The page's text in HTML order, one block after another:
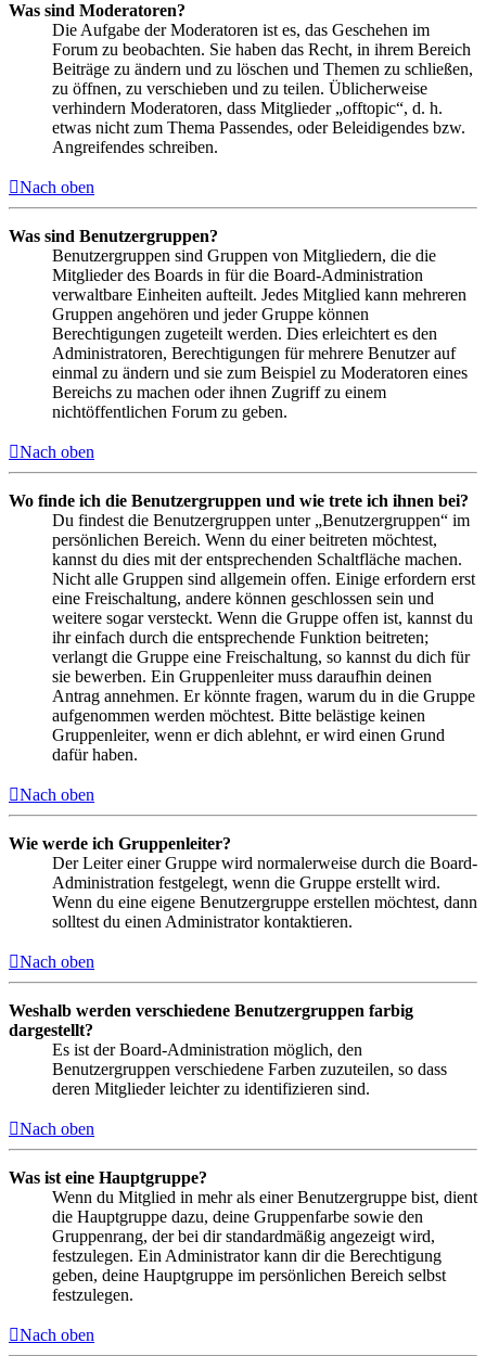
Was sind Moderatoren?
Die Aufgabe der Moderatoren ist es, das Geschehen im
Forum zu beobachten. Sie haben das Recht, in ihrem Bereich
Beiträge zu ändern und zu löschen und Themen zu schließen,
zu öffnen, zu verschieben und zu teilen. Üblicherweise
verhindern Moderatoren, dass Mitglieder „offtopic“, d. h.
etwas nicht zum Thema Passendes, oder Beleidigendes bzw.
Angreifendes schreiben.
Nach oben
Was sind Benutzergruppen?
Benutzergruppen sind Gruppen von Mitgliedern, die die
Mitglieder des Boards in für die Board-Administration
verwaltbare Einheiten aufteilt. Jedes Mitglied kann mehreren
Gruppen angehören und jeder Gruppe können
Berechtigungen zugeteilt werden. Dies erleichtert es den
Administratoren, Berechtigungen für mehrere Benutzer auf
einmal zu ändern und sie zum Beispiel zu Moderatoren eines
Bereichs zu machen oder ihnen Zugriff zu einem
nichtöffentlichen Forum zu geben.
Nach oben
Wo finde ich die Benutzergruppen und wie trete ich ihnen bei?
Du findest die Benutzergruppen unter „Benutzergruppen“ im
persönlichen Bereich. Wenn du einer beitreten möchtest,
kannst du dies mit der entsprechenden Schaltfläche machen.
Nicht alle Gruppen sind allgemein offen. Einige erfordern erst
eine Freischaltung, andere können geschlossen sein und
weitere sogar versteckt. Wenn die Gruppe offen ist, kannst du
ihr einfach durch die entsprechende Funktion beitreten;
verlangt die Gruppe eine Freischaltung, so kannst du dich für
sie bewerben. Ein Gruppenleiter muss daraufhin deinen
Antrag annehmen. Er könnte fragen, warum du in die Gruppe
aufgenommen werden möchtest. Bitte belästige keinen
Gruppenleiter, wenn er dich ablehnt, er wird einen Grund
dafür haben.
Nach oben
Wie werde ich Gruppenleiter?
Der Leiter einer Gruppe wird normalerweise durch die Board-
Administration festgelegt, wenn die Gruppe erstellt wird.
Wenn du eine eigene Benutzergruppe erstellen möchtest, dann
solltest du einen Administrator kontaktieren.
Nach oben
Weshalb werden verschiedene Benutzergruppen farbig
dargestellt?
Es ist der Board-Administration möglich, den
Benutzergruppen verschiedene Farben zuzuteilen, so dass
deren Mitglieder leichter zu identifizieren sind.
Nach oben
Was ist eine Hauptgruppe?
Wenn du Mitglied in mehr als einer Benutzergruppe bist, dient
die Hauptgruppe dazu, deine Gruppenfarbe sowie den
Gruppenrang, der bei dir standardmäßig angezeigt wird,
festzulegen. Ein Administrator kann dir die Berechtigung
geben, deine Hauptgruppe im persönlichen Bereich selbst
festzulegen.
Nach oben